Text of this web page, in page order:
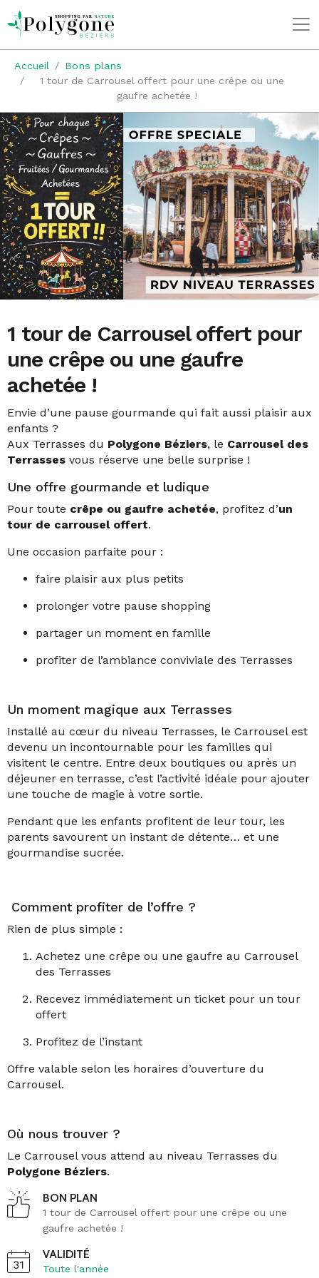
Accueil
Bons plans
1 tour de Carrousel offert pour une crêpe ou une
gaufre achetée !
1 tour de Carrousel offert pour
une crêpe ou une gaufre
achetée !
Envie d’une pause gourmande qui fait aussi plaisir aux
enfants ?
Aux Terrasses du Polygone Béziers, le Carrousel des
Terrasses vous réserve une belle surprise !
Une offre gourmande et ludique
Pour toute crêpe ou gaufre achetée, profitez d’un
tour de carrousel offert.
Une occasion parfaite pour :
faire plaisir aux plus petits
prolonger votre pause shopping
partager un moment en famille
profiter de l’ambiance conviviale des Terrasses
Un moment magique aux Terrasses
Installé au cœur du niveau Terrasses, le Carrousel est
devenu un incontournable pour les familles qui
visitent le centre. Entre deux boutiques ou après un
déjeuner en terrasse, c’est l’activité idéale pour ajouter
une touche de magie à votre sortie.
Pendant que les enfants profitent de leur tour, les
parents savourent un instant de détente… et une
gourmandise sucrée.
Comment profiter de l’offre ?
Rien de plus simple :
Achetez une crêpe ou une gaufre au Carrousel
des Terrasses
Recevez immédiatement un ticket pour un tour
offert
Profitez de l’instant
Offre valable selon les horaires d’ouverture du
Carrousel.
Où nous trouver ?
Le Carrousel vous attend au niveau Terrasses du
Polygone Béziers.
BON PLAN
1 tour de Carrousel offert pour une crêpe ou une
gaufre achetée !
VALIDITÉ
Toute l'année